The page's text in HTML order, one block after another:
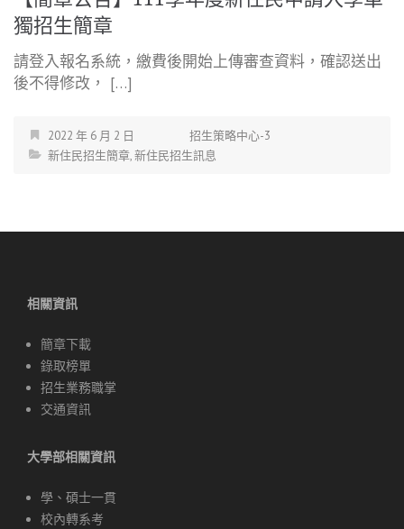
獨招生簡章
請登入報名系統，繳費後開始上傳審查資料，確認送出
後不得修改， […]
2022 年 6 月 2 日
招生策略中心-3
新住民招生簡章,新住民招生訊息
相關資訊
簡章下載
錄取榜單
招生業務職掌
交通資訊
大學部相關資訊
學、碩士一貫
校內轉系考